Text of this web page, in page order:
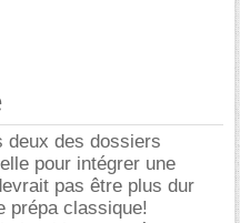
deux des dossiers
pour intégrer une
pas être plus dur
prépa classique!